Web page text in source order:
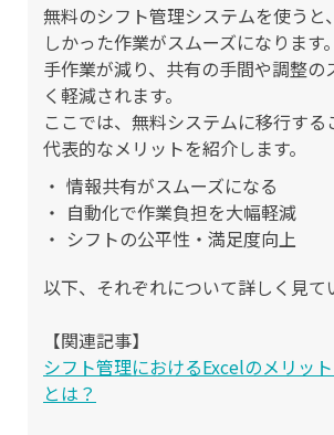
無料のシフト管理システムを使うと
しかった作業がスムーズになります。
手作業が減り、共有の手間や調整の
く軽減されます。
ここでは、無料システムに移行する
代表的なメリットを紹介します。
情報共有がスムーズになる
自動化で作業負担を大幅軽減
シフトの公平性・満足度向上
以下、それぞれについて詳しく見て
【関連記事】
シフト管理におけるExcelのメリッ
とは？